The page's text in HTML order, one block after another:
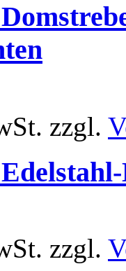
zzgl.
zzgl.